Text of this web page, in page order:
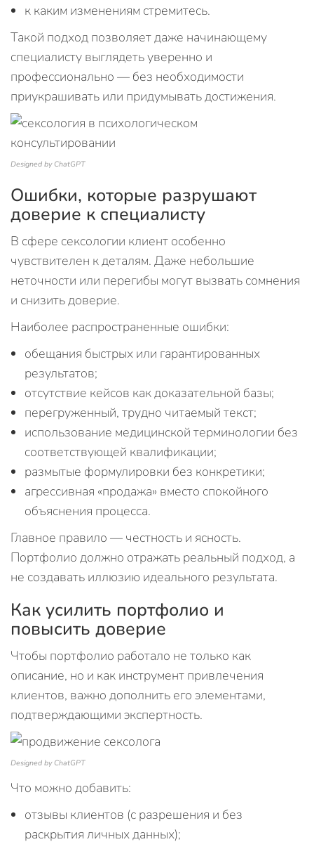
к каким изменениям стремитесь.
Такой подход позволяет даже начинающему
специалисту выглядеть уверенно и
профессионально — без необходимости
приукрашивать или придумывать достижения.
Designed by ChatGPT
Ошибки, которые разрушают
доверие к специалисту
В сфере сексологии клиент особенно
чувствителен к деталям. Даже небольшие
неточности или перегибы могут вызвать сомнения
и снизить доверие.
Наиболее распространенные ошибки:
обещания быстрых или гарантированных
результатов;
отсутствие кейсов как доказательной базы;
перегруженный, трудно читаемый текст;
использование медицинской терминологии без
соответствующей квалификации;
размытые формулировки без конкретики;
агрессивная «продажа» вместо спокойного
объяснения процесса.
Главное правило — честность и ясность.
Портфолио должно отражать реальный подход, а
не создавать иллюзию идеального результата.
Как усилить портфолио и
повысить доверие
Чтобы портфолио работало не только как
описание, но и как инструмент привлечения
клиентов, важно дополнить его элементами,
подтверждающими экспертность.
Designed by ChatGPT
Что можно добавить:
отзывы клиентов (с разрешения и без
раскрытия личных данных);